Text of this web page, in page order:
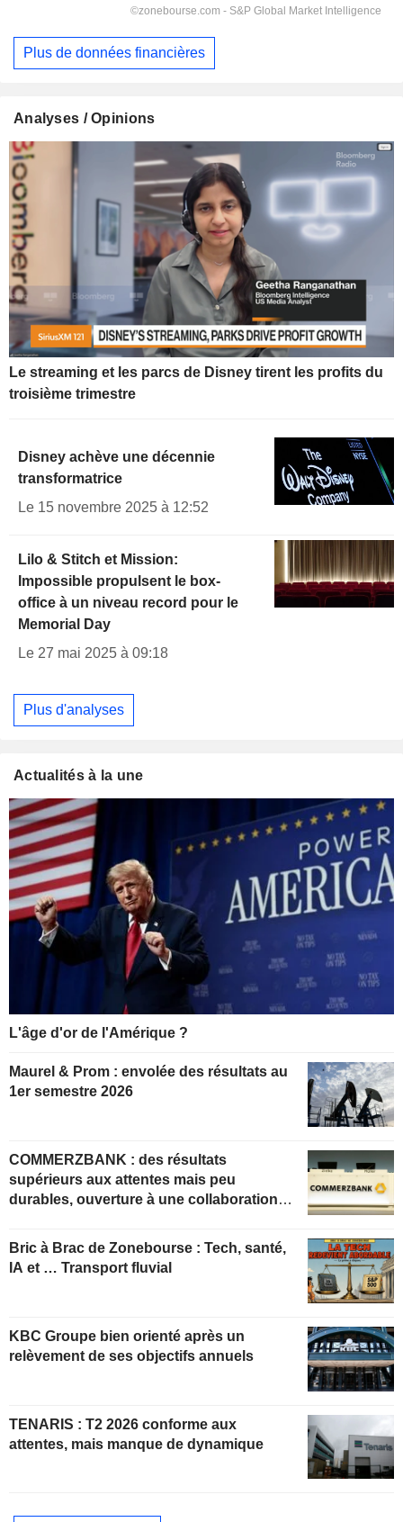
Plus de données financières
Analyses / Opinions
Le streaming et les parcs de Disney tirent les profits du
troisième trimestre
Disney achève une décennie
transformatrice
Le 15 novembre 2025 à 12:52
Lilo & Stitch et Mission:
Impossible propulsent le box-
office à un niveau record pour le
Memorial Day
Le 27 mai 2025 à 09:18
Plus d'analyses
Actualités à la une
L'âge d'or de l'Amérique ?
Maurel & Prom : envolée des résultats au
1er semestre 2026
COMMERZBANK : des résultats
supérieurs aux attentes mais peu
durables, ouverture à une collaboration
Bric à Brac de Zonebourse : Tech, santé,
IA et … Transport fluvial
KBC Groupe bien orienté après un
relèvement de ses objectifs annuels
TENARIS : T2 2026 conforme aux
attentes, mais manque de dynamique